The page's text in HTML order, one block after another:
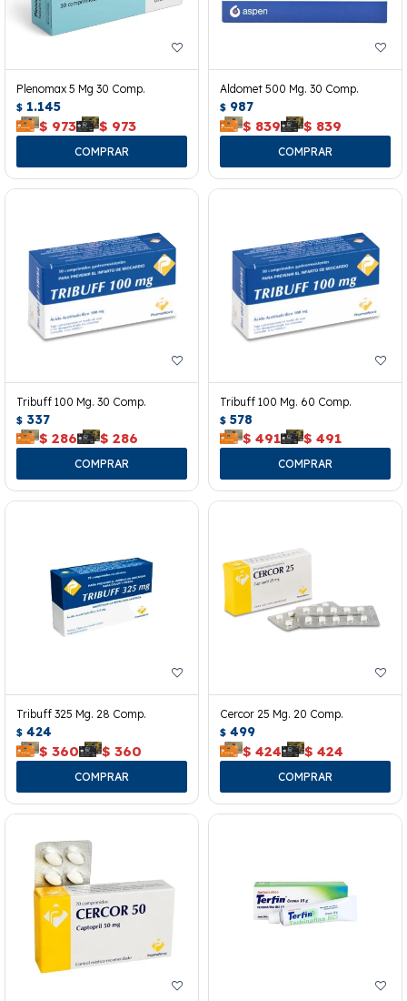
Plenomax 5 Mg 30 Comp.
$ 1.145
$ 973 $ 973
Aldomet 500 Mg. 30 Comp.
$ 987
$ 839 $ 839
Tribuff 100 Mg. 30 Comp.
$ 337
$ 286 $ 286
Tribuff 100 Mg. 60 Comp.
$ 578
$ 491 $ 491
Tribuff 325 Mg. 28 Comp.
$ 424
$ 360 $ 360
Cercor 25 Mg. 20 Comp.
$ 499
$ 424 $ 424